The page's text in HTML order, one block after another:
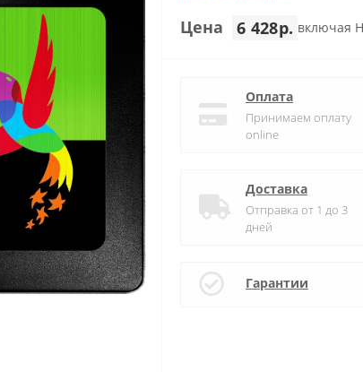
Цена 6 428р. включая
Оплата
Принимаем оплату
online
Доставка
Отправка от 1 до 3
дней
Гарантии